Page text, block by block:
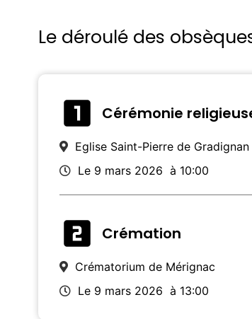
Le déroulé des
Cérémonie
Eglise Saint-Pierre de Gradignan
Le 9 mars 2026 à 10:00
Crémation
Crématorium de Mérignac
Le 9 mars 2026 à 13:00